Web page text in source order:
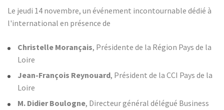
Le jeudi 14 novembre, un événement incontournable dédié à
l'international en présence de
Christelle Morançais, Présidente de la Région Pays de la
Loire
Jean-François Reynouard, Président de la CCI Pays de la
Loire
M. Didier Boulogne, Directeur général délégué Business